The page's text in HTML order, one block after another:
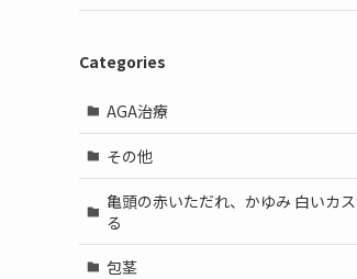
Categories
AGA治療
その他
亀頭の赤いただれ、かゆみ 白いカ
る
包茎